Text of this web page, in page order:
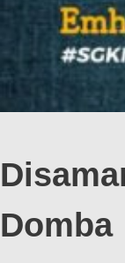
Domba